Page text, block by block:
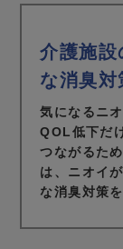
介護施設
な消臭対
気になるニ
QOL低下だ
つながるた
は、ニオイ
な消臭対策